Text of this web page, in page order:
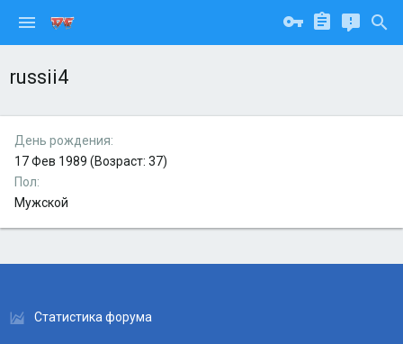
russii4
День рождения
17 Фев 1989 (Возраст: 37)
Пол
Мужской
Статистика форума